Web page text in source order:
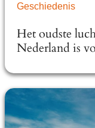
Geschiedenis
Het oudste
Nederland is